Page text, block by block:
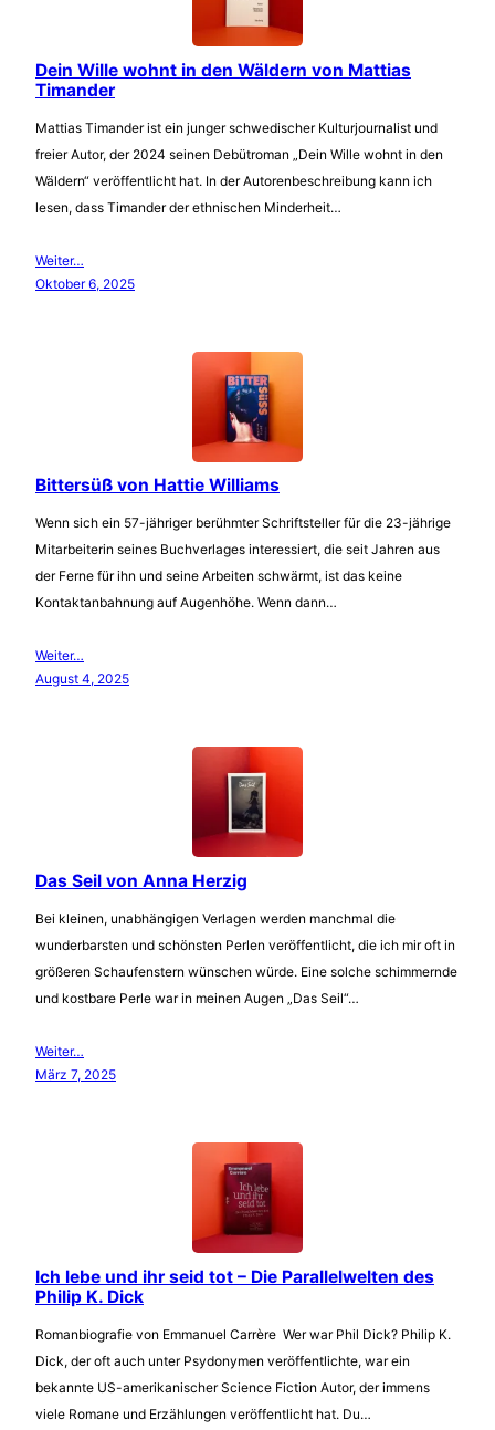
Dein Wille wohnt in den Wäldern von Mattias
Timander
Mattias Timander ist ein junger schwedischer Kulturjournalist und
freier Autor, der 2024 seinen Debütroman „Dein Wille wohnt in den
Wäldern“ veröffentlicht hat. In der Autorenbeschreibung kann ich
lesen, dass Timander der ethnischen Minderheit…
Weiter…
Oktober 6, 2025
Bittersüß von Hattie Williams
Wenn sich ein 57-jähriger berühmter Schriftsteller für die 23-jährige
Mitarbeiterin seines Buchverlages interessiert, die seit Jahren aus
der Ferne für ihn und seine Arbeiten schwärmt, ist das keine
Kontaktanbahnung auf Augenhöhe. Wenn dann…
Weiter…
August 4, 2025
Das Seil von Anna Herzig
Bei kleinen, unabhängigen Verlagen werden manchmal die
wunderbarsten und schönsten Perlen veröffentlicht, die ich mir oft in
größeren Schaufenstern wünschen würde. Eine solche schimmernde
und kostbare Perle war in meinen Augen „Das Seil“…
Weiter…
März 7, 2025
Ich lebe und ihr seid tot – Die Parallelwelten des
Philip K. Dick
Romanbiografie von Emmanuel Carrère Wer war Phil Dick? Philip K.
Dick, der oft auch unter Psydonymen veröffentlichte, war ein
bekannte US-amerikanischer Science Fiction Autor, der immens
viele Romane und Erzählungen veröffentlicht hat. Du…